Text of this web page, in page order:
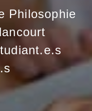
Philosophie